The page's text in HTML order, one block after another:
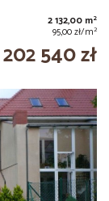
2 132,00 m2
95,00 zł/m2
202 540 zł